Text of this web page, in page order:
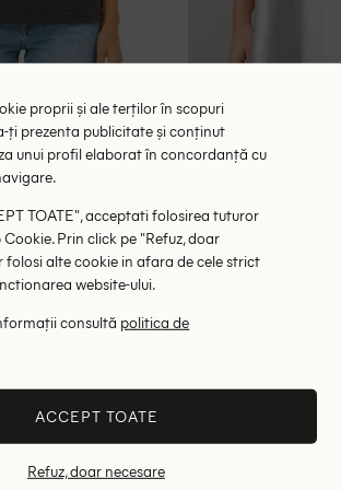
Jeans, gri
lei 99.00 lei
149.00 lei
S
Tricou
proprii și ale terților în scopuri
ți prezenta publicitate și conținut
unui profil elaborat în concordanță cu
TOATE", acceptati folosirea tuturor
Prin click pe "Refuz, doar
folosi alte cookie in afara de cele strict
website-ului.
consultă politica de
ACCEPT TOATE
Refuz, doar necesare